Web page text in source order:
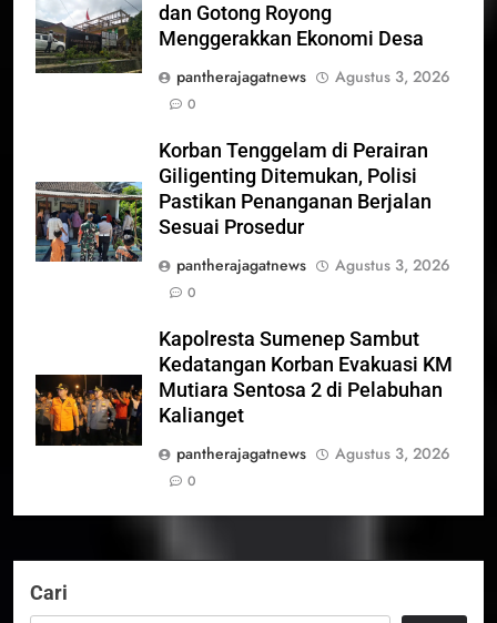
dan Gotong Royong
Menggerakkan Ekonomi Desa
pantherajagatnews
Agustus 3, 2026
0
Korban Tenggelam di Perairan
Giligenting Ditemukan, Polisi
Pastikan Penanganan Berjalan
Sesuai Prosedur
pantherajagatnews
Agustus 3, 2026
0
Kapolresta Sumenep Sambut
Kedatangan Korban Evakuasi KM
Mutiara Sentosa 2 di Pelabuhan
Kalianget
pantherajagatnews
Agustus 3, 2026
0
Cari